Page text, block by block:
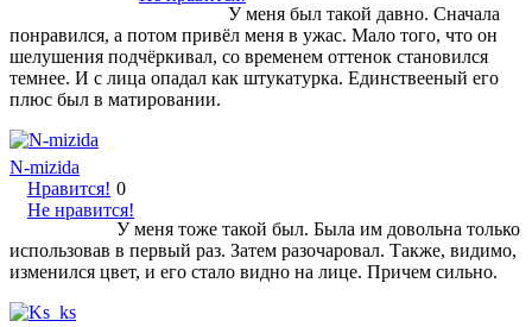
У меня был такой давно. Сначала
понравился, а потом привёл меня в ужас. Мало того, что он
шелушения подчёркивал, со временем оттенок становился
темнее. И с лица опадал как штукатурка. Единствееный его
плюс был в матировании.
N-mizida
Нравится!
Не нравится!
0
У меня тоже такой был. Была им довольна только
использовав в первый раз. Затем разочаровал. Также, видимо,
изменился цвет, и его стало видно на лице. Причем сильно.